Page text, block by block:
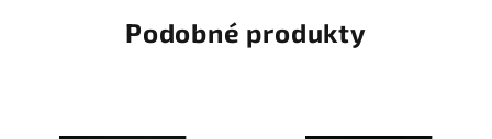
Podobné produkty